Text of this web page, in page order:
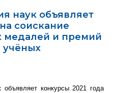
наук объявляет
соискание
медалей и премий
объявляет конкурсы 2021 года